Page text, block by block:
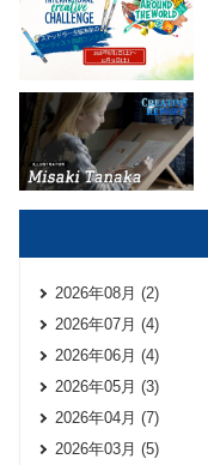
2026年08月 (2)
2026年07月 (4)
2026年06月 (4)
2026年05月 (3)
2026年04月 (7)
2026年03月 (5)